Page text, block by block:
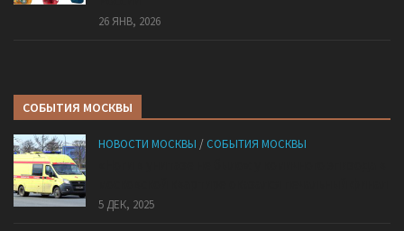
26 ЯНВ, 2026
СОБЫТИЯ МОСКВЫ
НОВОСТИ МОСКВЫ / СОБЫТИЯ МОСКВЫ
5 ДЕК, 2025